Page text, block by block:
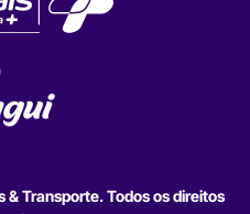
Transporte. Todos os direitos